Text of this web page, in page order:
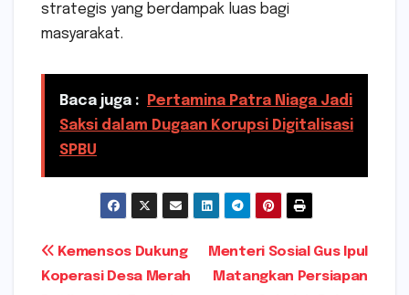
strategis yang berdampak luas bagi
masyarakat.
Baca juga :
Pertamina Patra Niaga Jadi
Saksi dalam Dugaan Korupsi Digitalisasi
SPBU
Navigasi
Menteri Sosial Gus Ipul
Matangkan Persiapan
Kemensos Dukung
Koperasi Desa Merah